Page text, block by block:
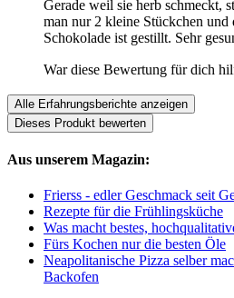
Gerade weil sie herb schmeckt,
man nur 2 kleine Stückchen und
Schokolade ist gestillt. Sehr
War diese Bewertung für dich
Alle Erfahrungsberichte anzeigen
Dieses Produkt bewerten
Aus unserem Magazin:
Frierss - edler Geschmack seit
Rezepte für die Frühlingsküche
Was macht bestes,
Fürs Kochen nur die besten Öle
Neapolitanische Pizza selber
Backofen